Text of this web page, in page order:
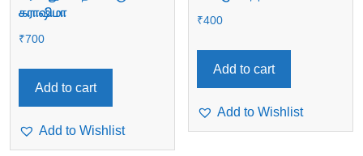
கராஷிமா
₹700
Add to cart
Add to Wishlist
₹400
Add to cart
Add to Wishlist